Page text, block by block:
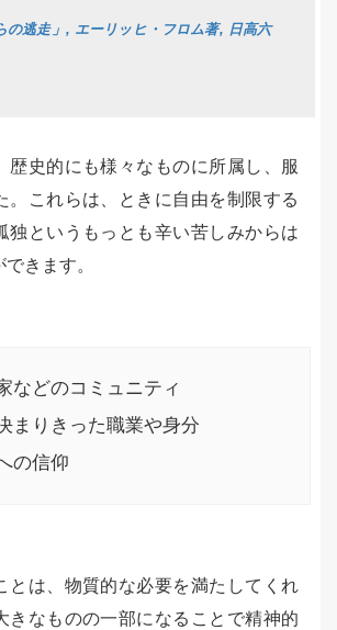
の逃走」, エーリッヒ・フロム著, 日高六
歴史的にも様々なものに所属し、服
。これらは、ときに自由を制限する
独というもっとも辛い苦しみからは
きます。
などのコミュニティ
まりきった職業や身分
の信仰
とは、物質的な必要を満たしてくれ
きなものの一部になることで精神的